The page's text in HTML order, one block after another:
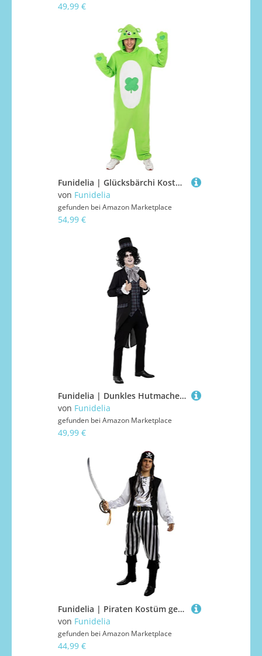
49,99 €
Funidelia | Glücksbärchi Kostüm Glücksbärchis für Herren und Damen Care Bears, Bär - Kostüm für Erwachsene & Verkleidung für Partys, Karneval & Halloween - Größe M - L - Grün
von Funidelia
gefunden bei Amazon Marketplace
54,99 €
Funidelia | Dunkles Hutmacher Kostüm für Herren Mad Hatter, Film und Serien, Alice im Wunderland, Disney - Kostüm für Erwachsene & Verkleidung für Partys, Karneval & Halloween - Größe XL - Schwarz
von Funidelia
gefunden bei Amazon Marketplace
49,99 €
Funidelia | Piraten Kostüm gestreift - Schwarz und Weiß Kollektion für Herren Größe L - Korsar, Seeräuber - Bunt, Zubehör für Kostüm - Karneval, Halloween, Kostümpartys
von Funidelia
gefunden bei Amazon Marketplace
44,99 €